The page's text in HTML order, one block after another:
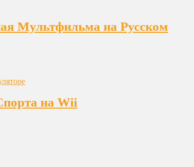
Мультфильма на Русском
на Wii